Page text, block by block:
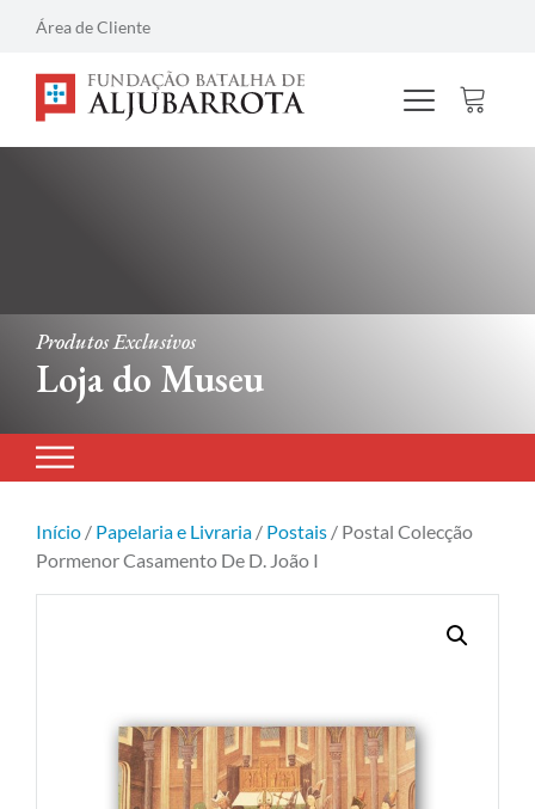
Área de Cliente
Produtos Exclusivos
Loja do Museu
Início / Papelaria e Livraria / Postais / Postal Colecção
Pormenor Casamento De D. João I